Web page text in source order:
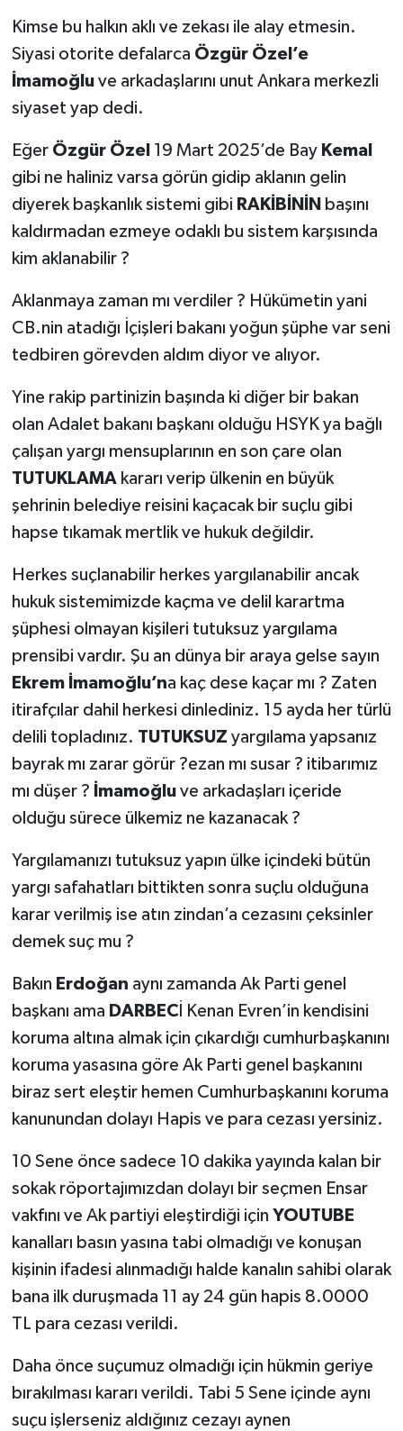
Kimse bu halkın aklı ve zekası ile alay etmesin.
Siyasi otorite defalarca Özgür Özel’e
İmamoğluve arkadaşlarını unut Ankara merkezli
siyaset yap dedi.
Eğer Özgür Özel 19 Mart 2025’de Bay Kemal
gibi ne haliniz varsa görün gidip aklanın gelin
diyerek başkanlık sistemi gibi RAKİBİNİN başını
kaldırmadan ezmeye odaklı bu sistem karşısında
kim aklanabilir ?
Aklanmaya zaman mı verdiler ? Hükümetin yani
CB.nin atadığı İçişleri bakanı yoğun şüphe var seni
tedbiren görevden aldım diyor ve alıyor.
Yine rakip partinizin başında ki diğer bir bakan
olan Adalet bakanı başkanı olduğu HSYK ya bağlı
çalışan yargı mensuplarının en son çare olan
TUTUKLAMAkararı verip ülkenin en büyük
şehrinin belediye reisini kaçacak bir suçlu gibi
hapse tıkamak mertlik ve hukuk değildir.
Herkes suçlanabilir herkes yargılanabilir ancak
hukuk sistemimizde kaçma ve delil karartma
şüphesi olmayan kişileri tutuksuz yargılama
prensibi vardır. Şu an dünya bir araya gelse sayın
Ekrem İmamoğlu’na kaç dese kaçar mı ? Zaten
itirafçılar dahil herkesi dinlediniz. 15 ayda her türlü
delili topladınız. TUTUKSUZ yargılama yapsanız
bayrak mı zarar görür ?ezan mı susar ? itibarımız
mı düşer ? İmamoğluve arkadaşları içeride
olduğu sürece ülkemiz ne kazanacak ?
Yargılamanızı tutuksuz yapın ülke içindeki bütün
yargı safahatları bittikten sonra suçlu olduğuna
karar verilmiş ise atın zindan’a cezasını çeksinler
demek suç mu ?
Bakın Erdoğan aynı zamanda Ak Parti genel
başkanı ama DARBECİ Kenan Evren’in kendisini
koruma altına almak için çıkardığı cumhurbaşkanını
koruma yasasına göre Ak Parti genel başkanını
biraz sert eleştir hemen Cumhurbaşkanını koruma
kanunundan dolayı Hapis ve para cezası yersiniz.
10 Sene önce sadece 10 dakika yayında kalan bir
sokak röportajımızdan dolayı bir seçmen Ensar
vakfını ve Ak partiyi eleştirdiği için YOUTUBE
kanalları basın yasına tabi olmadığı ve konuşan
kişinin ifadesi alınmadığı halde kanalın sahibi olarak
bana ilk duruşmada 11 ay 24 gün hapis 8.0000
TL para cezası verildi.
Daha önce suçumuz olmadığı için hükmin geriye
bırakılması kararı verildi. Tabi 5 Sene içinde aynı
suçu işlerseniz aldığınız cezayı aynen